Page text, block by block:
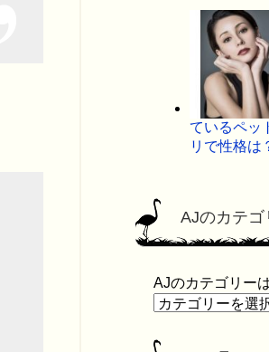
ているペッ
リで性格は
AJのカテゴ
AJのカテゴリー